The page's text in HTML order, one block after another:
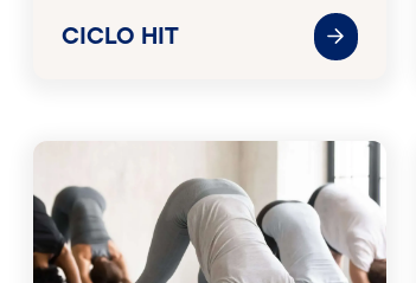
CICLO HIT